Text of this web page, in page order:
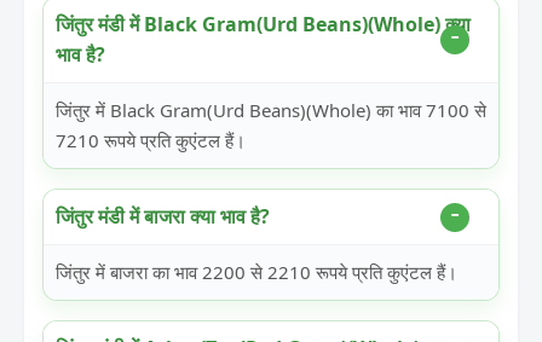
जिंतुर मंडी में Black Gram(Urd Beans)(Whole) क्या
भाव है?
जिंतुर में Black Gram(Urd Beans)(Whole) का भाव 7100 से
7210 रूपये प्रति कुएंटल हैं।
जिंतुर मंडी में बाजरा क्या भाव है?
जिंतुर में बाजरा का भाव 2200 से 2210 रूपये प्रति कुएंटल हैं।